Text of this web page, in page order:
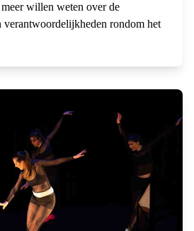
willen weten over de
verantwoordelijkheden rondom het